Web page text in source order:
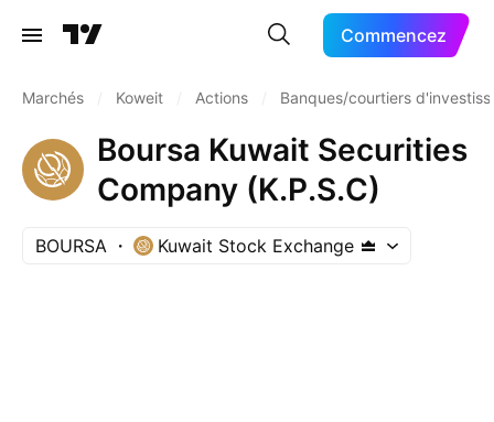
Commencez
Marchés Koweit Actions Banques/courtiers
Boursa Kuwait Securities
Company (K.P.S.C)
BOURSA Kuwait Stock Exchange